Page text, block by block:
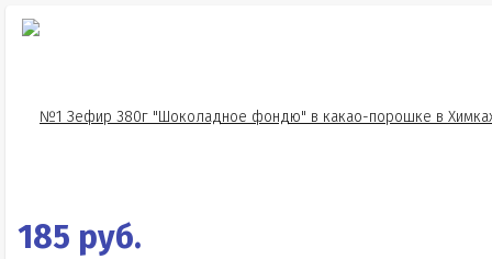
185 руб.